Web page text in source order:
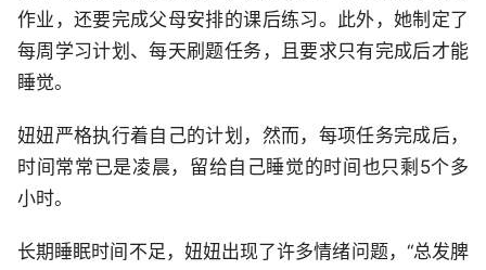
作业，还要完成父母安排的课后练习。此外，她制定了
每周学习计划、每天刷题任务，且要求只有完成后才能
睡觉。
妞妞严格执行着自己的计划，然而，每项任务完成后，
时间常常已是凌晨，留给自己睡觉的时间也只剩5个多
小时。
长期睡眠时间不足，妞妞出现了许多情绪问题，“总发脾